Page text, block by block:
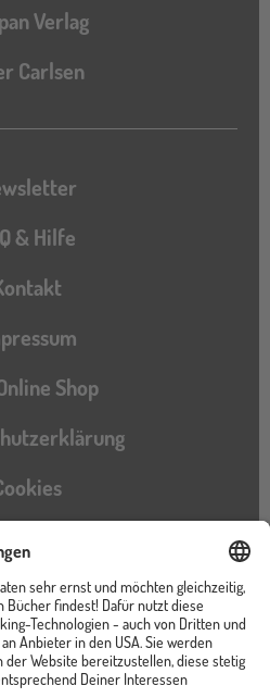
Verlag
Carlsen
& Hilfe
Shop
Facebook